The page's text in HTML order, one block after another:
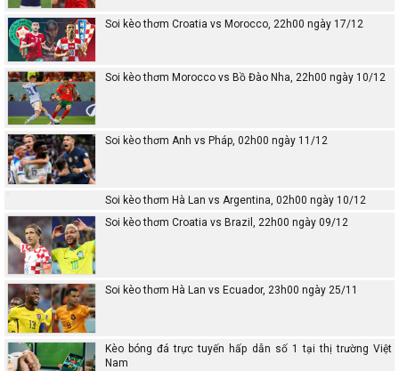
Soi kèo thơm Croatia vs Morocco, 22h00 ngày 17/12
Soi kèo thơm Morocco vs Bồ Đào Nha, 22h00 ngày 10/12
Soi kèo thơm Anh vs Pháp, 02h00 ngày 11/12
Soi kèo thơm Hà Lan vs Argentina, 02h00 ngày 10/12
Soi kèo thơm Croatia vs Brazil, 22h00 ngày 09/12
Soi kèo thơm Hà Lan vs Ecuador, 23h00 ngày 25/11
Kèo bóng đá trực tuyến hấp dẫn số 1 tại thị trường Việt
Nam